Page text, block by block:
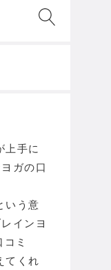
上手に
ガの口
いう意
インヨ
ミ
てくれ